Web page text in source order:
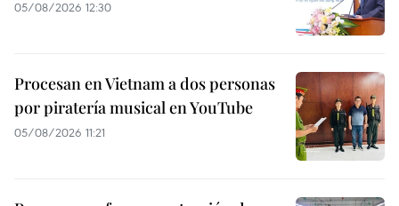
05/08/2026 12:30
Procesan en Vietnam a dos personas
por piratería musical en YouTube
05/08/2026 11:21